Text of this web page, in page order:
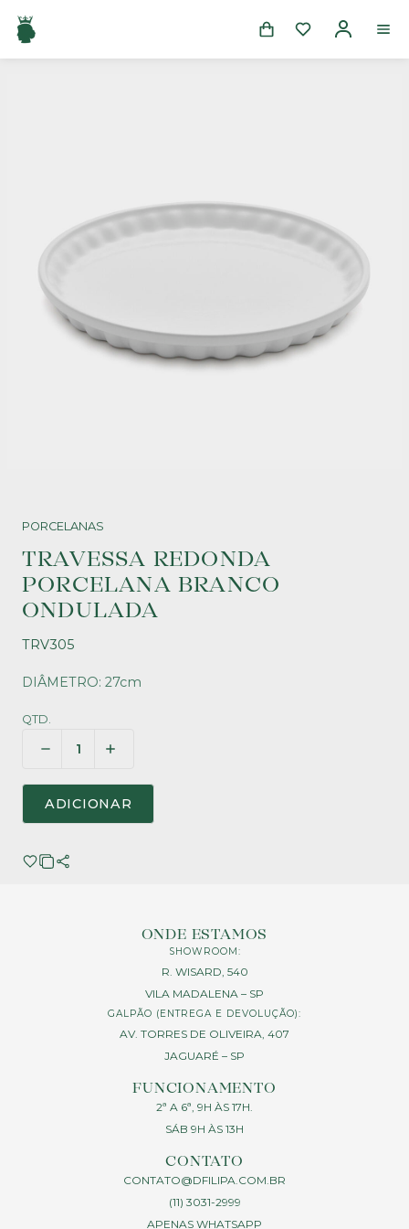
PORCELANAS
TRAVESSA REDONDA
PORCELANA BRANCO
ONDULADA
TRV305
DIÂMETRO: 27cm
QTD.
ADICIONAR
ONDE ESTAMOS
SHOWROOM:
R. WISARD, 540
VILA MADALENA – SP
GALPÃO (ENTREGA E DEVOLUÇÃO):
AV. TORRES DE OLIVEIRA, 407
JAGUARÉ – SP
FUNCIONAMENTO
2ª A 6ª, 9H ÀS 17H.
SÁB 9H ÀS 13H
CONTATO
CONTATO@DFILIPA.COM.BR
(11) 3031-2999
APENAS WHATSAPP